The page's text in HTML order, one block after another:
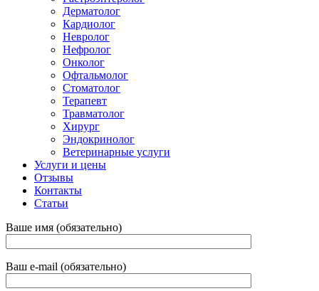
Дерматолог
Кардиолог
Невролог
Нефролог
Онколог
Офтальмолог
Стоматолог
Терапевт
Травматолог
Хирург
Эндокринолог
Ветеринарные услуги
Услуги и цены
Отзывы
Контакты
Статьи
Ваше имя (обязательно)
Ваш e-mail (обязательно)